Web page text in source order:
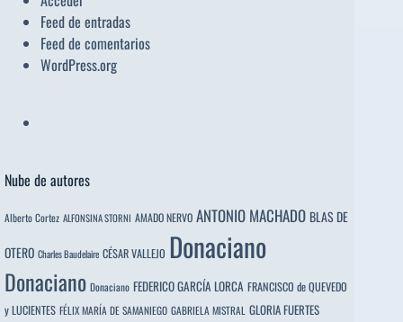
Feed de entradas
Feed de comentarios
WordPress.org
Nube de autores
Alberto Cortez ALFONSINA STORNI AMADO NERVO ANTONIO MACHADO BLAS DE
OTERO Charles Baudelaire CÉSAR VALLEJO Donaciano
Donaciano Donaciano FEDERICO GARCÍA LORCA FRANCISCO de QUEVEDO
y LUCIENTES FÉLIX MARÍA DE SAMANIEGO GABRIELA MISTRAL GLORIA FUERTES